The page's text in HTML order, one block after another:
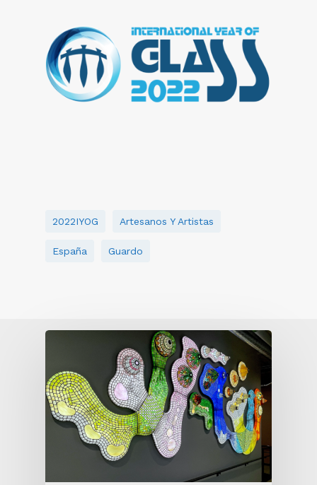
2022IYOG Artesanos Y Artistas
España Guardo